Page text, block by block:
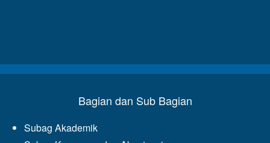
Bagian dan Sub Bagian
Subag Akademik